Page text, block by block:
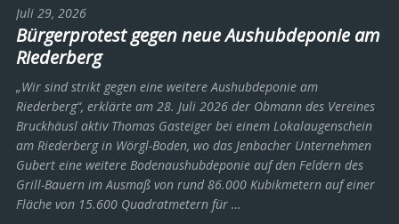
Juli 29, 2026
Bürgerprotest gegen neue Aushubdeponie am
Riederberg
„Wir sind strikt gegen eine weitere Aushubdeponie am
Riederberg“, erklärte am 28. Juli 2026 der Obmann des Vereines
Bruckhäusl aktiv Thomas Gasteiger bei einem Lokalaugenschein
am Riederberg in Wörgl-Boden, wo das Jenbacher Unternehmen
Gubert eine weitere Bodenaushubdeponie auf den Feldern des
Grill-Bauern im Ausmaß von rund 86.000 Kubikmetern auf einer
Fläche von 15.600 Quadratmetern für …